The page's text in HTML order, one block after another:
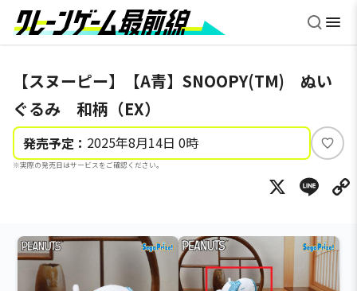
【スヌーピー】【A青】SNOOPY(TM) ぬい
ぐるみ 和柄（EX）
発売予定： 2025年8月14日 0時
※実際の発売日はサービスをご確認ください。
い
ね
X